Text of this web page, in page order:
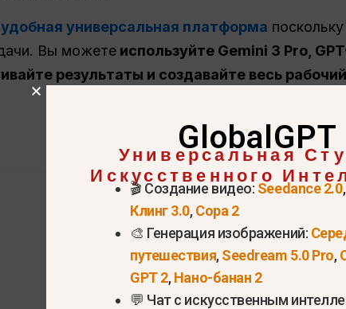
универсальная платформа
Вы можете используйте Gemini 3 Pro,
результаты и создавайте весь
GlobalGPT
Универсальная
Искусственного
🎬 Создание видео: Seedance 2.0,
Клинг 3.0,Сора 2
🎨 Генерация изображений:
путешествия,Seedream 5.0 Pro,
GPT 2,Нано-банан 2
💬 Чат с искусственным